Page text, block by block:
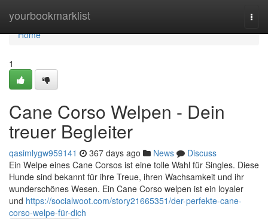
yourbookmarklist
Home
Home
1
Cane Corso Welpen - Dein
treuer Begleiter
qasimlygw959141 367 days ago News
Discuss
Ein Welpe eines Cane Corsos ist eine tolle Wahl für Singles. Diese
Hunde sind bekannt für ihre Treue, ihren Wachsamkeit und ihr
wunderschönes Wesen. Ein Cane Corso welpen ist ein loyaler
und https://socialwoot.com/story21665351/der-perfekte-cane-
corso-welpe-für-dich